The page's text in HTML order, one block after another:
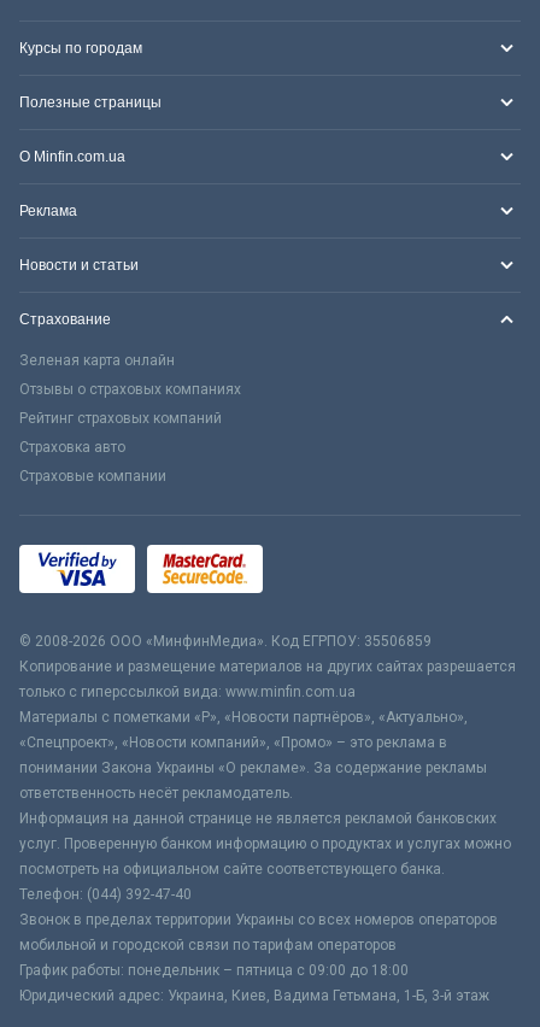
Курсы по городам
Полезные страницы
О Minfin.com.ua
Реклама
Новости и статьи
Страхование
Зеленая карта онлайн
Отзывы о страховых компаниях
Рейтинг страховых компаний
Страховка авто
Страховые компании
© 2008-2026 ООО «МинфинМедиа». Код ЕГРПОУ: 35506859
Копирование и размещение материалов на других сайтах разрешается
только с гиперссылкой вида: www.minfin.com.ua
Материалы с пометками «Р», «Новости партнёров», «Актуально»,
«Спецпроект», «Новости компаний», «Промо» – это реклама в
понимании Закона Украины «О рекламе». За содержание рекламы
ответственность несёт рекламодатель.
Информация на данной странице не является рекламой банковских
услуг. Проверенную банком информацию о продуктах и услугах можно
посмотреть на официальном сайте соответствующего банка.
Телефон: (044) 392-47-40
Звонок в пределах территории Украины со всех номеров операторов
мобильной и городской связи по тарифам операторов
График работы: понедельник – пятница с 09:00 до 18:00
Юридический адрес: Украина, Киев, Вадима Гетьмана, 1-Б, 3-й этаж